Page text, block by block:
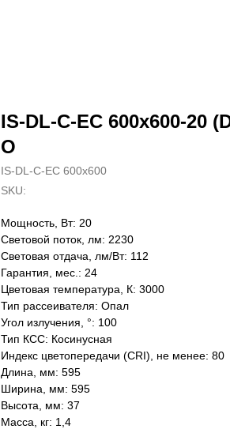
IS-DL-C-EC 600x600-20
O
IS-DL-C-EC 600x600
SKU:
Мощность, Вт: 20
Световой поток, лм: 2230
Световая отдача, лм/Вт: 112
Гарантия, мес.: 24
Цветовая температура, К: 3000
Тип рассеивателя: Опал
Угол излучения, °: 100
Тип КСС: Косинусная
Индекс цветопередачи (CRI), не менее: 80
Длина, мм: 595
Ширина, мм: 595
Высота, мм: 37
Масса, кг: 1,4